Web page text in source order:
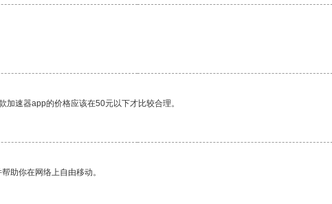
速器app的价格应该在50元以下才比较合理。
助你在网络上自由移动。